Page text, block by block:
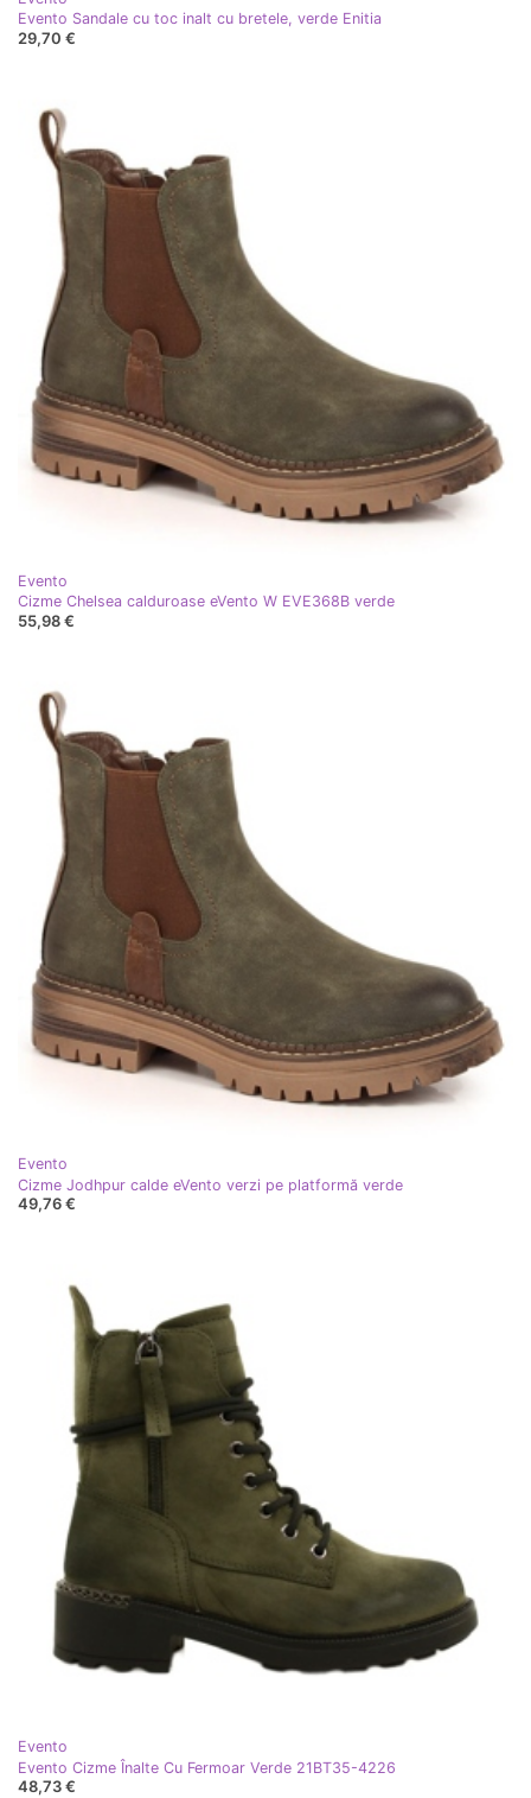
Evento Sandale cu toc inalt cu bretele, verde Enitia
29,70 €
Evento
Cizme Chelsea calduroase eVento W EVE368B verde
55,98 €
Evento
Cizme Jodhpur calde eVento verzi pe platformă verde
49,76 €
Evento
Evento Cizme Înalte Cu Fermoar Verde 21BT35-4226
48,73 €